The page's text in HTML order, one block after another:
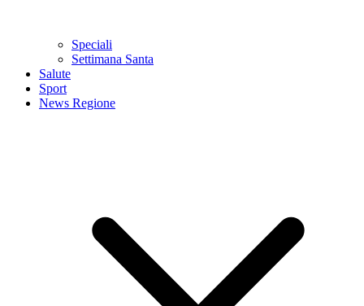
Speciali
Settimana Santa
Salute
Sport
News Regione